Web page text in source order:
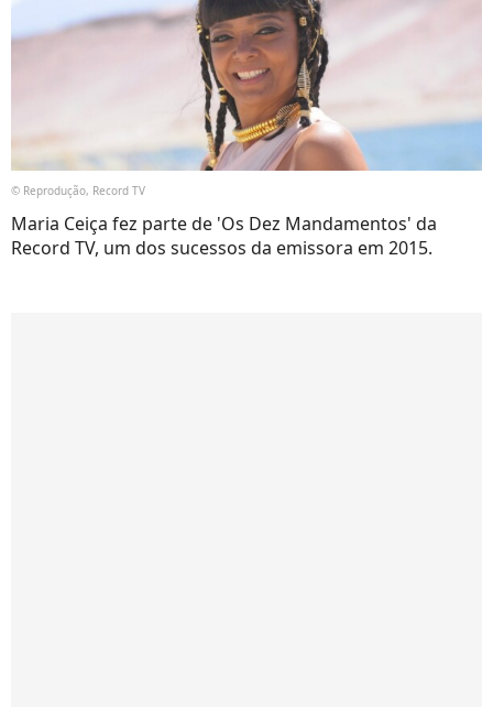
© Reprodução, Record TV
Maria Ceiça fez parte de 'Os Dez Mandamentos' da
Record TV, um dos sucessos da emissora em 2015.